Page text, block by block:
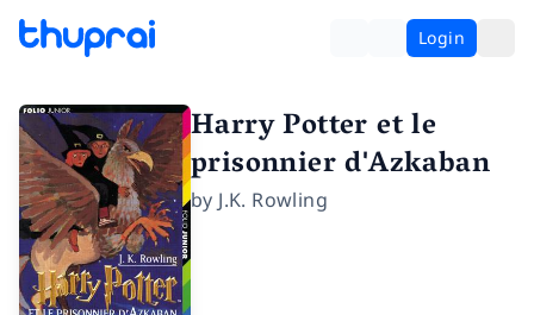
Login
Harry Potter et le
prisonnier d'Azkaban
by J.K. Rowling